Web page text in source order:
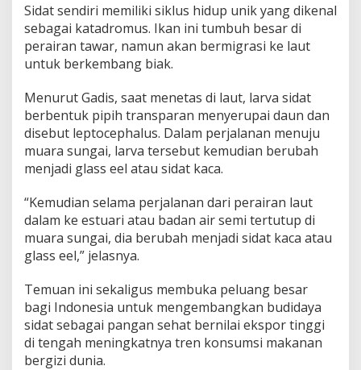
Sidat sendiri memiliki siklus hidup unik yang dikenal
sebagai katadromus. Ikan ini tumbuh besar di
perairan tawar, namun akan bermigrasi ke laut
untuk berkembang biak.
Menurut Gadis, saat menetas di laut, larva sidat
berbentuk pipih transparan menyerupai daun dan
disebut leptocephalus. Dalam perjalanan menuju
muara sungai, larva tersebut kemudian berubah
menjadi glass eel atau sidat kaca.
“Kemudian selama perjalanan dari perairan laut
dalam ke estuari atau badan air semi tertutup di
muara sungai, dia berubah menjadi sidat kaca atau
glass eel,” jelasnya.
Temuan ini sekaligus membuka peluang besar
bagi Indonesia untuk mengembangkan budidaya
sidat sebagai pangan sehat bernilai ekspor tinggi
di tengah meningkatnya tren konsumsi makanan
bergizi dunia.